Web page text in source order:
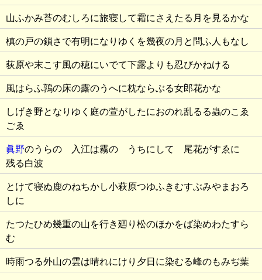
山ふかみ苔のむしろに旅寝して霜にさえたる月を見るかな
槙の戸の鎖さで有明になりゆくを幾夜の月と問ふ人もなし
荻原や末こす風の穂にいでて下露よりも忍びかねける
風はらふ鶉の床の露のうへに枕ならぶる女郎花かな
しげき野となりゆく庭の萱がしたにおのれ乱るる蟲のこゑ
ごゑ
眞野のうらの 入江は霧の うちにして 尾花がすゑに
残る白波
とけて寝ぬ鹿のねちかし小萩原つゆふきむすぶみやまおろ
しに
たつたひめ幾重の山を行き廻り松のほかをば染めわたすら
む
時雨つる外山の雲は晴れにけり夕日に染むる峰のもみぢ葉